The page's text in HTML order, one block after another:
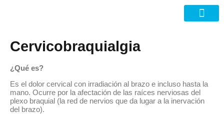
Cervicobraquialgia
¿Qué es?
Es el dolor cervical con irradiación al brazo e incluso hasta la
mano. Ocurre por la afectación de las raíces nerviosas del
plexo braquial (la red de nervios que da lugar a la inervación
del brazo).